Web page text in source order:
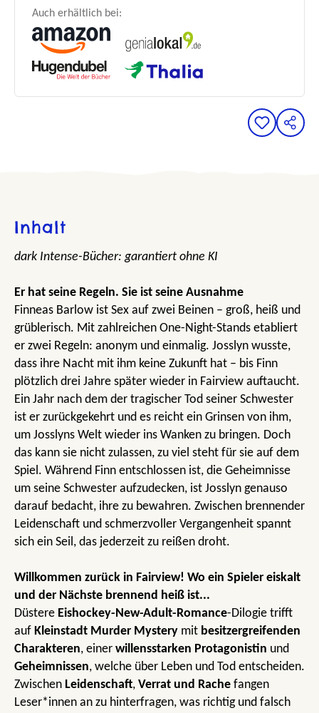
Auch erhältlich bei:
Inhalt
dark Intense-Bücher: garantiert ohne KI
Er hat seine Regeln. Sie ist seine Ausnahme
Finneas Barlow ist Sex auf zwei Beinen – groß, heiß und
grüblerisch. Mit zahlreichen One-Night-Stands etabliert
er zwei Regeln: anonym und einmalig. Josslyn wusste,
dass ihre Nacht mit ihm keine Zukunft hat – bis Finn
plötzlich drei Jahre später wieder in Fairview auftaucht.
Ein Jahr nach dem der tragischer Tod seiner Schwester
ist er zurückgekehrt und es reicht ein Grinsen von ihm,
um Josslyns Welt wieder ins Wanken zu bringen. Doch
das kann sie nicht zulassen, zu viel steht für sie auf dem
Spiel. Während Finn entschlossen ist, die Geheimnisse
um seine Schwester aufzudecken, ist Josslyn genauso
darauf bedacht, ihre zu bewahren. Zwischen brennender
Leidenschaft und schmerzvoller Vergangenheit spannt
sich ein Seil, das jederzeit zu reißen droht.
Willkommen zurück in Fairview! Wo ein Spieler eiskalt
und der Nächste brennend heiß ist...
Düstere Eishockey-New-Adult-Romance-Dilogie trifft
auf Kleinstadt Murder Mystery mit besitzergreifenden
Charakteren, einer willensstarken Protagonistin und
Geheimnissen, welche über Leben und Tod entscheiden.
Zwischen Leidenschaft, Verrat und Rache fangen
Leser*innen an zu hinterfragen, was richtig und falsch